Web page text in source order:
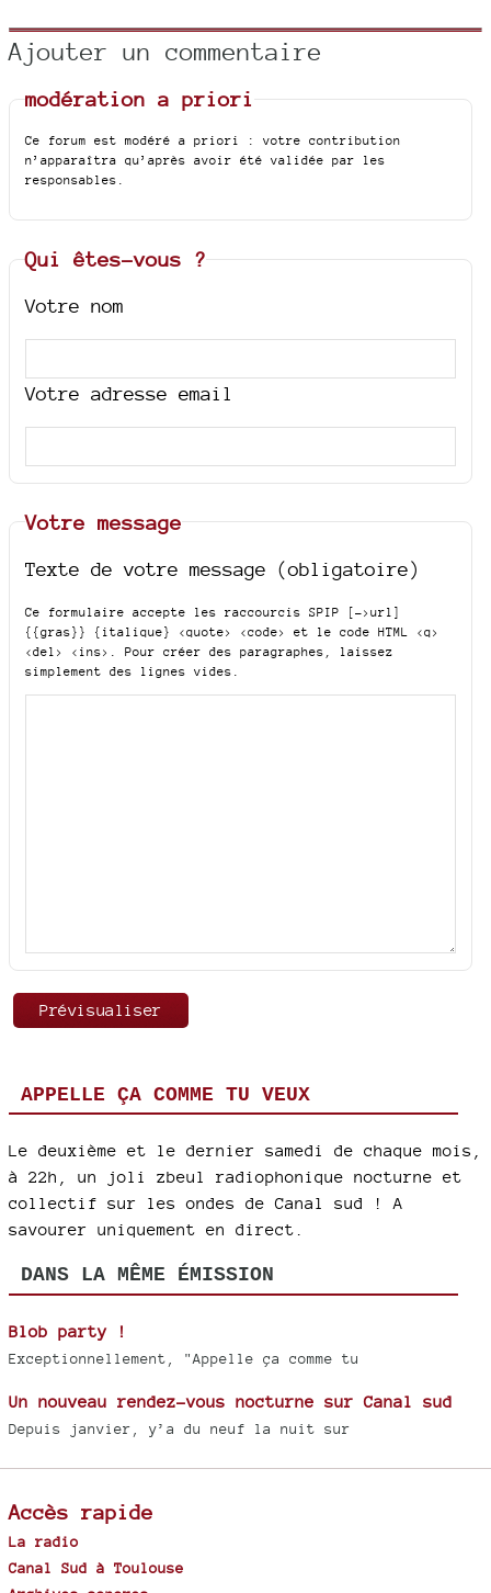
Ajouter un commentaire
modération a priori
Ce forum est modéré a priori : votre contribution
n’apparaîtra qu’après avoir été validée par les
responsables.
Qui êtes-vous ?
Votre nom
Votre adresse email
Votre message
Texte de votre message (obligatoire)
Ce formulaire accepte les raccourcis SPIP
[->url]
{{gras}} {italique} <quote> <code>
et le code HTML <q>
<del> <ins> . Pour créer des paragraphes, laissez
simplement des lignes vides.
APPELLE ÇA COMME TU VEUX
Le deuxième et le dernier samedi de chaque mois,
à 22h, un joli zbeul radiophonique nocturne et
collectif sur les ondes de Canal sud ! A
savourer uniquement en direct.
DANS LA MÊME ÉMISSION
Blob party !
Exceptionnellement, "Appelle ça comme tu
Un nouveau rendez-vous nocturne sur Canal sud
Depuis janvier, y’a du neuf la nuit sur
Accès rapide
La radio
Canal Sud à Toulouse